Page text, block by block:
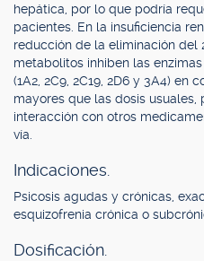
hepática, por lo que podría
pacientes. En la insuficiencia
reducción de la eliminación del
metabolitos inhiben las
(1A2, 2C9, 2C19, 2D6 y 3A4) en
mayores que las dosis usuales,
interacción con otros
vía.
Indicaciones.
Psicosis agudas y crónicas,
esquizofrenia crónica o
Dosificación.